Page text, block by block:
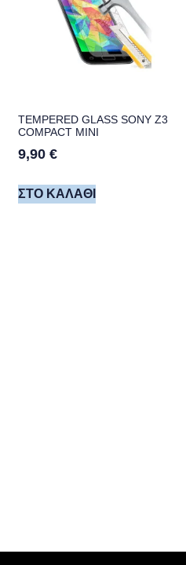
TEMPERED GLASS SONY Z3
COMPACT MINI
9,90 €
ΣΤΟ ΚΑΛΆΘΙ